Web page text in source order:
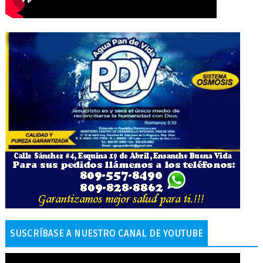
SUSCRÍBASE A NUESTRO CANAL DE YOUTUBE